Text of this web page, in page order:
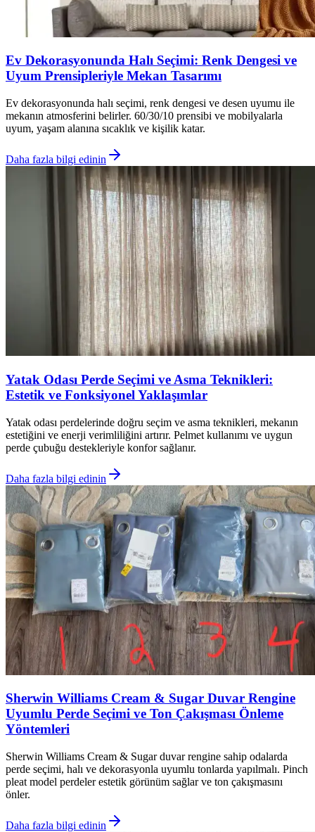
Ev Dekorasyonunda Halı Seçimi: Renk Dengesi ve
Uyum Prensipleriyle Mekan Tasarımı
Ev dekorasyonunda halı seçimi, renk dengesi ve desen uyumu ile
mekanın atmosferini belirler. 60/30/10 prensibi ve mobilyalarla
uyum, yaşam alanına sıcaklık ve kişilik katar.
Daha fazla bilgi edinin
Yatak Odası Perde Seçimi ve Asma Teknikleri:
Estetik ve Fonksiyonel Yaklaşımlar
Yatak odası perdelerinde doğru seçim ve asma teknikleri, mekanın
estetiğini ve enerji verimliliğini artırır. Pelmet kullanımı ve uygun
perde çubuğu destekleriyle konfor sağlanır.
Daha fazla bilgi edinin
Sherwin Williams Cream & Sugar Duvar Rengine
Uyumlu Perde Seçimi ve Ton Çakışması Önleme
Yöntemleri
Sherwin Williams Cream & Sugar duvar rengine sahip odalarda
perde seçimi, halı ve dekorasyonla uyumlu tonlarda yapılmalı. Pinch
pleat model perdeler estetik görünüm sağlar ve ton çakışmasını
önler.
Daha fazla bilgi edinin